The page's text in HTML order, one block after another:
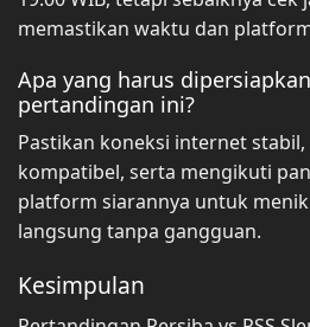
memastikan waktu dan
Apa yang harus
pertandingan ini?
Pastikan koneksi internet
kompatibel, serta mengikuti
platform siarannya untuk
langsung tanpa gangguan.
Kesimpulan